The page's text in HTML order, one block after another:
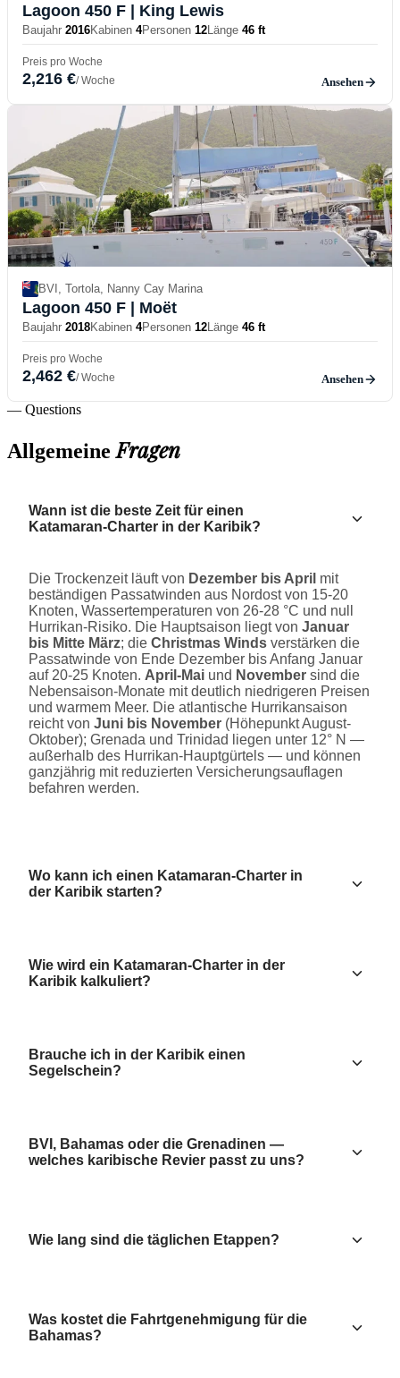
Lagoon 450 F | King Lewis
Baujahr 2016Kabinen 4Personen 12Länge 46 ft
Preis pro Woche
2,216 €/ Woche Ansehen
BVI, Tortola, Nanny Cay Marina
Lagoon 450 F | Moët
Baujahr 2018Kabinen 4Personen 12Länge 46 ft
Preis pro Woche
2,462 €/ Woche Ansehen
— Questions
AllgemeineFragen
Wann ist die beste Zeit für einen
Katamaran-Charter in der Karibik?
Die Trockenzeit läuft von Dezember bis April mit
beständigen Passatwinden aus Nordost von 15-20
Knoten, Wassertemperaturen von 26-28 °C und null
Hurrikan-Risiko. Die Hauptsaison liegt von Januar
bis Mitte März; die Christmas Winds verstärken die
Passatwinde von Ende Dezember bis Anfang Januar
auf 20-25 Knoten. April-Mai und November sind die
Nebensaison-Monate mit deutlich niedrigeren Preisen
und warmem Meer. Die atlantische Hurrikansaison
reicht von Juni bis November (Höhepunkt August-
Oktober); Grenada und Trinidad liegen unter 12° N —
außerhalb des Hurrikan-Hauptgürtels — und können
ganzjährig mit reduzierten Versicherungsauflagen
befahren werden.
Wo kann ich einen Katamaran-Charter in
der Karibik starten?
Wie wird ein Katamaran-Charter in der
Karibik kalkuliert?
Brauche ich in der Karibik einen
Segelschein?
BVI, Bahamas oder die Grenadinen —
welches karibische Revier passt zu uns?
Wie lang sind die täglichen Etappen?
Was kostet die Fahrtgenehmigung für die
Bahamas?